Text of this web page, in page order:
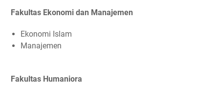
Fakultas Ekonomi dan Manajemen
Ekonomi Islam
Manajemen
Fakultas Humaniora